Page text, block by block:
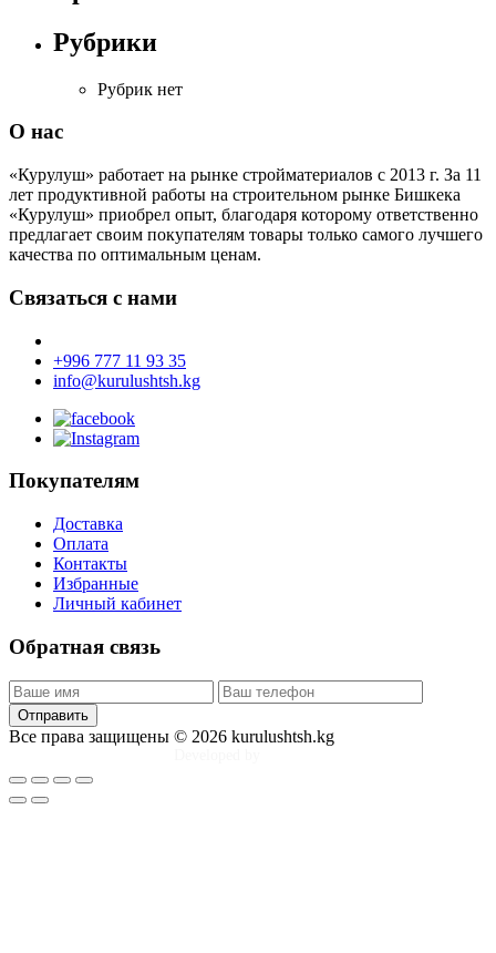
Рубрики
Рубрик нет
О нас
«Курулуш» работает на рынке стройматериалов с 2013 г. За 11
лет продуктивной работы на строительном рынке Бишкека
«Курулуш» приобрел опыт, благодаря которому ответственно
предлагает своим покупателям товары только самого лучшего
качества по оптимальным ценам.
Связаться с нами
+996 777 11 93 35
info@kurulushtsh.kg
Покупателям
Доставка
Оплата
Контакты
Избранные
Личный кабинет
Обратная связь
Отправить
Все права защищены © 2026 kurulushtsh.kg